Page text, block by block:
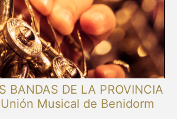
BANDAS DE LA PROVINCIA
Unión Musical de Benidorm